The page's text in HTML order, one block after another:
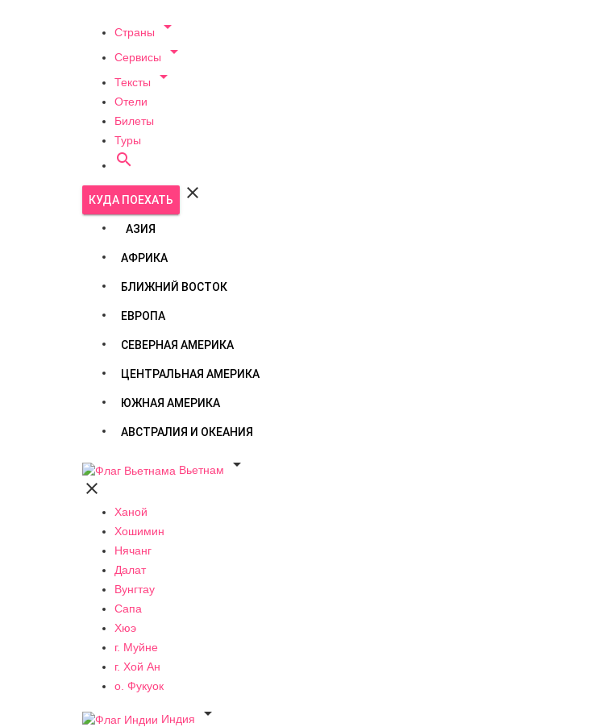
Страны 
Сервисы 
Тексты 
Отели
Билеты
Туры

КУДА ПОЕХАТЬ 
АЗИЯ
АФРИКА
БЛИЖНИЙ ВОСТОК
ЕВРОПА
СЕВЕРНАЯ АМЕРИКА
ЦЕНТРАЛЬНАЯ АМЕРИКА
ЮЖНАЯ АМЕРИКА
АВСТРАЛИЯ И ОКЕАНИЯ
Вьетнам


Ханой
Хошимин
Нячанг
Далат
Вунгтау
Сапа
Хюэ
г. Муйне
г. Хой Ан
о. Фукуок
Индия
